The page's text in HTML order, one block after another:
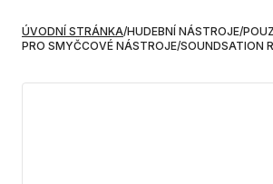
ÚVODNÍ STRÁNKA/HUDEBNÍ NÁSTROJE/
PRO SMYČCOVÉ NÁSTROJE/SOUNDSATION